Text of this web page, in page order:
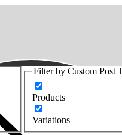
Filter by Custom Post
Products
Variations